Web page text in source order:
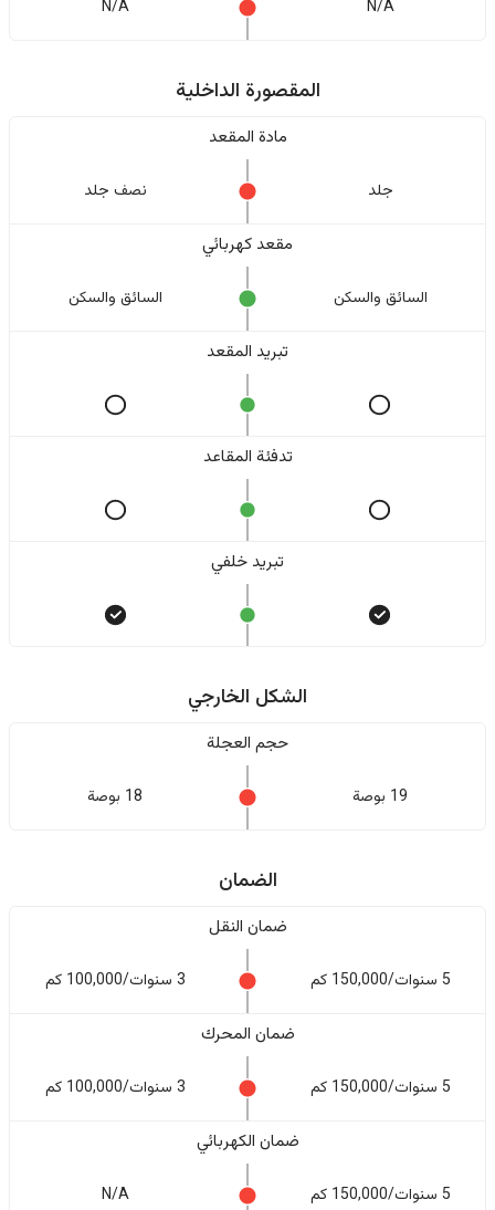
N/A
N/A
المقصورة الداخلية
مادة المقعد
جلد نصف جلد
مقعد كهربائي
السائق والسکن السائق والسکن
تبريد المقعد
تدفئة المقاعد
تبريد خلفي
الشكل الخارجي
حجم العجلة
19 بوصة 18 بوصة
الضمان
ضمان النقل
5 سنوات/150,000 كم 3 سنوات/100,000 كم
ضمان المحرك
5 سنوات/150,000 كم 3 سنوات/100,000 كم
ضمان الكهربائي
5 سنوات/150,000 كم N/A